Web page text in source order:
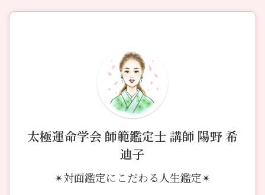
太極運命学会 師範鑑定士 講師 陽野 希
迪子
✴︎対面鑑定にこだわる人生鑑定✴︎